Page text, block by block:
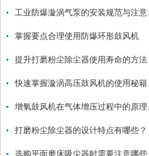
掌握要点合理使用防爆环形鼓风机
提升打磨粉尘除尘器使用寿命的方法
快速掌握漩涡高压鼓风机的使用秘籍
打磨粉尘除尘器的设计特点有哪些？